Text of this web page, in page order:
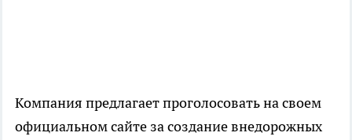
Компания предлагает проголосовать на своем
официальном сайте за создание внедорожных